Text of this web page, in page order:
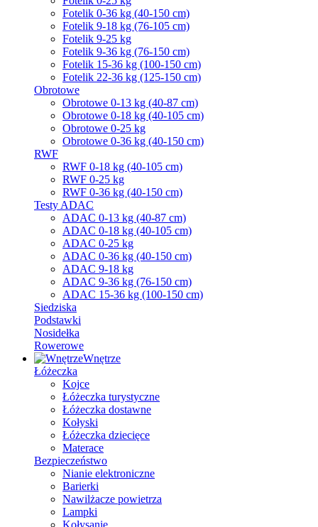
Fotelik 0-36 kg (40-150 cm)
Fotelik 9-18 kg (76-105 cm)
Fotelik 9-25 kg
Fotelik 9-36 kg (76-150 cm)
Fotelik 15-36 kg (100-150 cm)
Fotelik 22-36 kg (125-150 cm)
Obrotowe
Obrotowe 0-13 kg (40-87 cm)
Obrotowe 0-18 kg (40-105 cm)
Obrotowe 0-25 kg
Obrotowe 0-36 kg (40-150 cm)
RWF
RWF 0-18 kg (40-105 cm)
RWF 0-25 kg
RWF 0-36 kg (40-150 cm)
Testy ADAC
ADAC 0-13 kg (40-87 cm)
ADAC 0-18 kg (40-105 cm)
ADAC 0-25 kg
ADAC 0-36 kg (40-150 cm)
ADAC 9-18 kg
ADAC 9-36 kg (76-150 cm)
ADAC 15-36 kg (100-150 cm)
Siedziska
Podstawki
Nosidełka
Rowerowe
Wnętrze
Łóżeczka
Kojce
Łóżeczka turystyczne
Łóżeczka dostawne
Kołyski
Łóżeczka dziecięce
Materace
Bezpieczeństwo
Nianie elektroniczne
Barierki
Nawilżacze powietrza
Lampki
Kołysanie